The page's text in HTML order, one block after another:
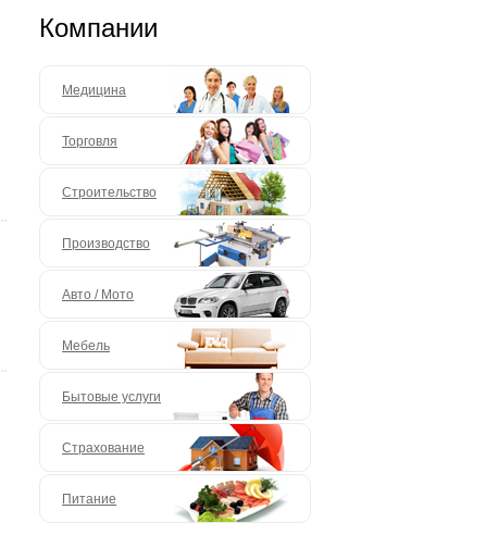
Компании
Медицина
Торговля
Строительство
Производство
Авто / Мото
Мебель
Бытовые услуги
Страхование
Питание